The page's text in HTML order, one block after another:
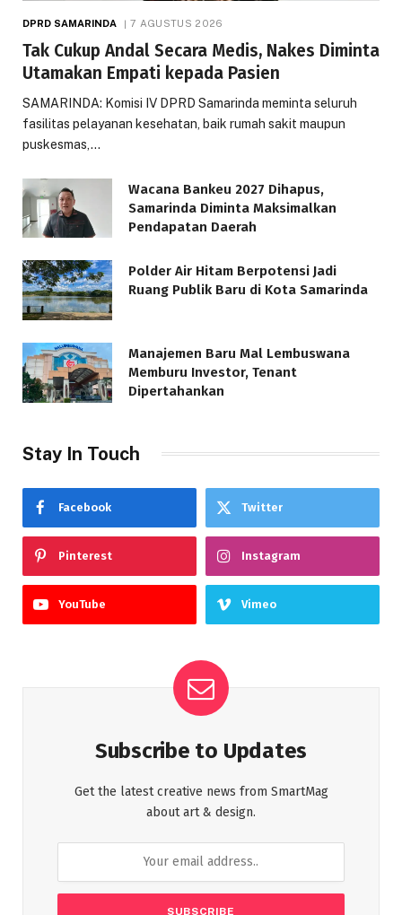
DPRD SAMARINDA 7 AGUSTUS 2026
Tak Cukup Andal Secara Medis, Nakes Diminta
Utamakan Empati kepada Pasien
SAMARINDA: Komisi IV DPRD Samarinda meminta seluruh
fasilitas pelayanan kesehatan, baik rumah sakit maupun
puskesmas,…
Wacana Bankeu 2027 Dihapus,
Samarinda Diminta Maksimalkan
Pendapatan Daerah
Polder Air Hitam Berpotensi Jadi
Ruang Publik Baru di Kota Samarinda
Manajemen Baru Mal Lembuswana
Memburu Investor, Tenant
Dipertahankan
Stay In Touch
Facebook Twitter
Pinterest Instagram
YouTube Vimeo
Subscribe to Updates
Get the latest creative news from SmartMag
about art & design.